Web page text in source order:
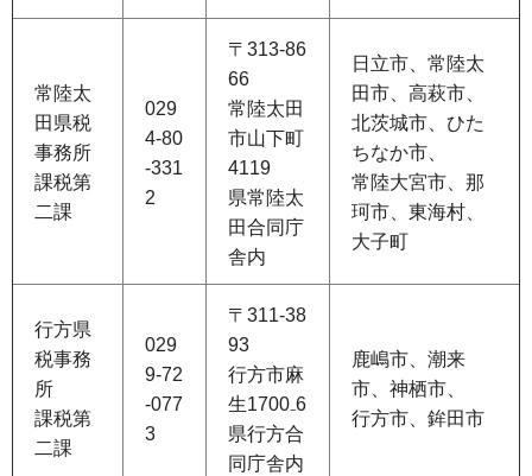
常陸太
田県税
事務所
課税第
二課
029
4-80
-331
2
〒313-86
66
常陸太田
市山下町
4119
県常陸太
田合同庁
舎内
日立市、常陸太
田市、高萩市、
北茨城市、ひた
ちなか市、
常陸大宮市、那
珂市、東海村、
大子町
行方県
税事務
所
課税第
二課
029
9-72
-077
3
〒311-38
93
行方市麻
生1700₋6
県行方合
同庁舎内
鹿嶋市、潮来
市、神栖市、
行方市、鉾田市